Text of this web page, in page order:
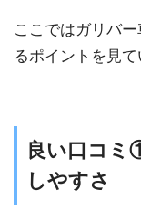
ここではガリバ
るポイントを見て
良い口コミ
しやすさ